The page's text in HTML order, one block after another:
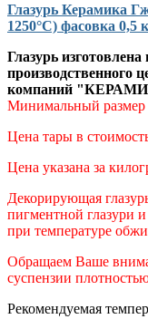
Глазурь Керамика
1250°С) фасовка 0,5
Глазурь
производственного
компаний
Минимальный размер
Цена тары в
Цена указана за
Декорирующая
пигментной глазури
при температуре
Обращаем Ваше
суспензии
Рекомендуемая